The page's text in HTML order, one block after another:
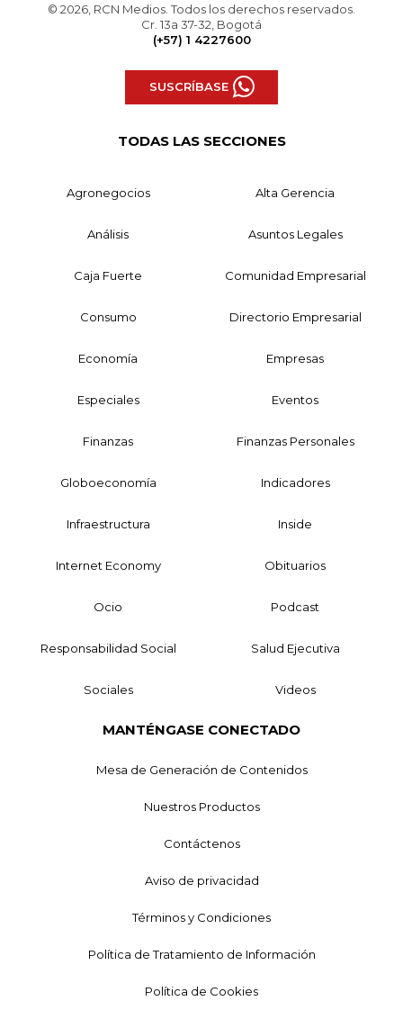
© 2026, RCN Medios. Todos los derechos reservados.
Cr. 13a 37-32, Bogotá
(+57) 1 4227600
SUSCRÍBASE
TODAS LAS SECCIONES
Agronegocios Alta Gerencia
Análisis Asuntos Legales
Caja Fuerte Comunidad Empresarial
Consumo Directorio Empresarial
Economía Empresas
Especiales Eventos
Finanzas Finanzas Personales
Globoeconomía Indicadores
Infraestructura Inside
Internet Economy Obituarios
Ocio Podcast
Responsabilidad Social Salud Ejecutiva
Sociales Videos
MANTÉNGASE CONECTADO
Mesa de Generación de Contenidos
Nuestros Productos
Contáctenos
Aviso de privacidad
Términos y Condiciones
Política de Tratamiento de Información
Política de Cookies